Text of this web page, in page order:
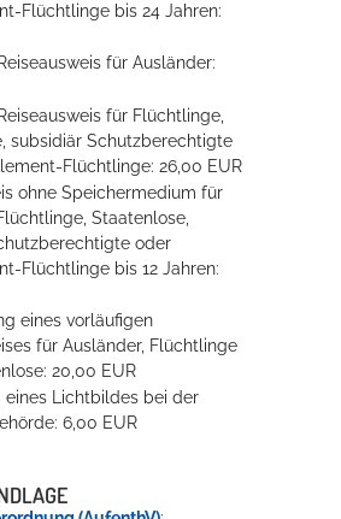
Flüchtlinge bis 24 Jahren:
für Ausländer:
für Flüchtlinge,
subsidiär Schutzberechtigte
Flüchtlinge: 26,00 EUR
ohne Speichermedium für
Staatenlose,
oder
Flüchtlinge bis 12 Jahren:
eines vorläufigen
für Ausländer, Flüchtlinge
20,00 EUR
eines Lichtbildes bei der
6,00 EUR